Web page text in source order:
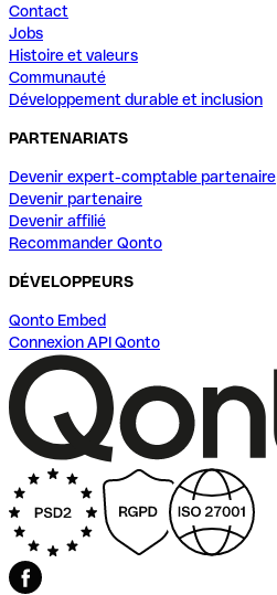
Contact
Jobs
Histoire et valeurs
Communauté
Développement durable et inclusion
PARTENARIATS
Devenir expert-comptable partenaire
Devenir partenaire
Devenir affilié
Recommander Qonto
DÉVELOPPEURS
Qonto Embed
Connexion API Qonto